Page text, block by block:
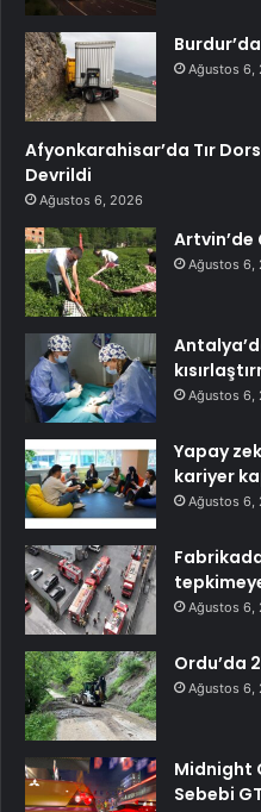
Ağustos 6,
Afyonkarahisar’da Tır
Devrildi
Ağustos 6, 2026
Artvin’de
Ağustos 6,
Ağustos 6,
Yapay
kariyer
Ağustos 6,
Ağustos 6,
Ordu’da
Ağustos 6,
Midnight
Sebebi